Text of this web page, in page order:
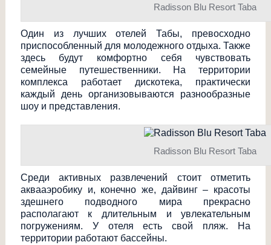
Radisson Blu Resort Taba
Один из лучших отелей Табы, превосходно
приспособленный для молодежного отдыха. Также
здесь будут комфортно себя чувствовать
семейные путешественники. На территории
комплекса работает дискотека, практически
каждый день организовываются разнообразные
шоу и представления.
Radisson Blu Resort Taba
Среди активных развлечений стоит отметить
аквааэробику и, конечно же, дайвинг – красоты
здешнего подводного мира прекрасно
располагают к длительным и увлекательным
погружениям. У отеля есть свой пляж. На
территории работают бассейны.